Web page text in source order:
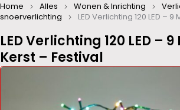
LED Verlichting 120 LED –
Kerst – Festival
Home Alles Wonen & Inrichting
snoerverlichting
LED Verlichting 120 LED –